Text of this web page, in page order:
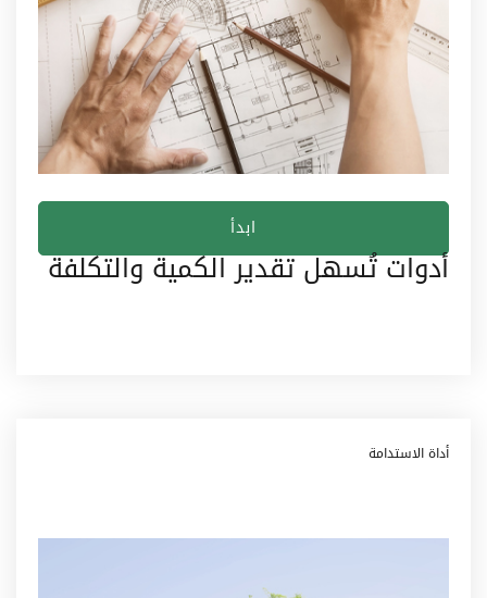
أدوات تُسهل تقدير الكمية والتكلفة
ابدأ
أداة الاستدامة